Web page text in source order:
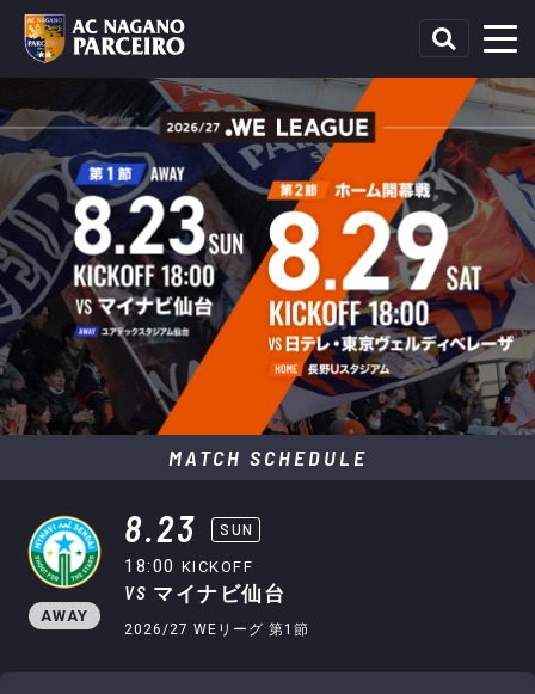
MATCH SCHEDULE
AWAY
8.23 SUN
18:00 KICKOFF
VS マイナビ仙台
2026/27 WEリーグ 第1節